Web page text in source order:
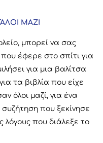
ΜΑΖΙ
μπορεί να σας
που έφερε στο σπίτι για
για μια βαλίτσα
τα βιβλία που είχε
όλοι μαζί, για ένα
που ξεκίνησε
που διάλεξε το